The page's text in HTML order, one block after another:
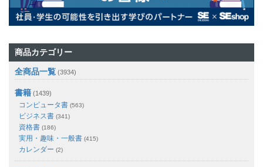
商品カテゴリー
全商品一覧 (3934)
書籍 (1439)
コンピュータ書 (563)
ビジネス書 (341)
資格書 (186)
実用・趣味・一般書 (415)
カレンダー (2)